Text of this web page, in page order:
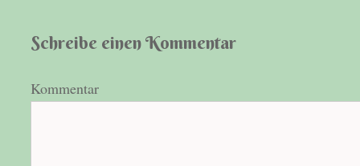
Schreibe einen Kommentar
Kommentar